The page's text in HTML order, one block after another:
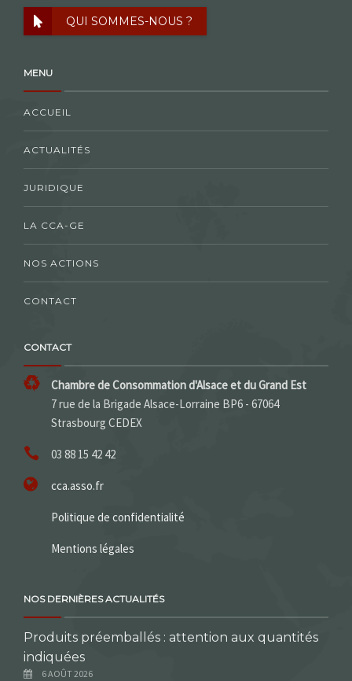
QUI SOMMES-NOUS ?
MENU
ACCUEIL
ACTUALITÉS
JURIDIQUE
LA CCA-GE
NOS ACTIONS
CONTACT
CONTACT
Chambre de Consommation d'Alsace et du Grand Est
7 rue de la Brigade Alsace-Lorraine BP6 - 67064
Strasbourg CEDEX
03 88 15 42 42
cca.asso.fr
Politique de confidentialité
Mentions légales
NOS DERNIÈRES ACTUALITÉS
Produits préemballés : attention aux quantités
indiquées
6 AOÛT 2026